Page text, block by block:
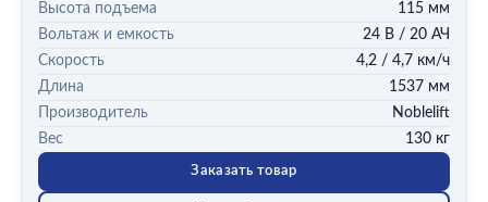
Высота подъема
115 мм
Вольтаж и емкость
24 В / 20 АЧ
Скорость
4,2 / 4,7 км/ч
Длина
1537 мм
Производитель
Noblelift
Вес
130 кг
Заказать товар